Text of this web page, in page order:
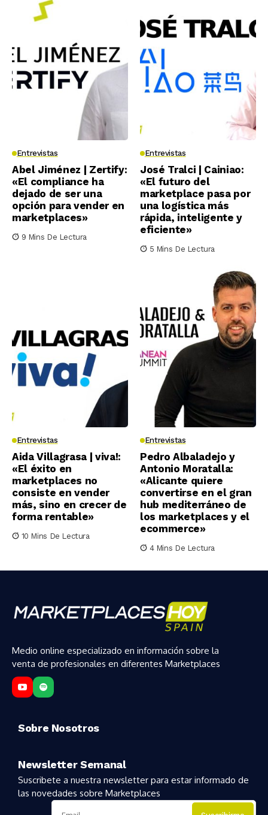
Entrevistas
Abel Jiménez | Zertify:
«El compliance ha
dejado de ser una
opción para vender en
marketplaces»
9 Mins De Lectura
Entrevistas
José Tralci | Cainiao:
«El futuro del
marketplace pasa por
una logística más
rápida, inteligente y
eficiente»
5 Mins De Lectura
Entrevistas
Aida Villagrasa | viva!:
«El éxito en
marketplaces no
consiste en vender
más, sino en crecer de
forma rentable»
10 Mins De Lectura
Entrevistas
Pedro Albaladejo y
Antonio Moratalla:
«Alicante quiere
convertirse en el gran
hub mediterráneo de
los marketplaces y el
ecommerce»
4 Mins De Lectura
Medio online especializado en información sobre la
venta de profesionales en diferentes Marketplaces
Sobre Nosotros
Newsletter Semanal
Suscribete a nuestra newsletter para estar informado de
las novedades sobre Marketplaces